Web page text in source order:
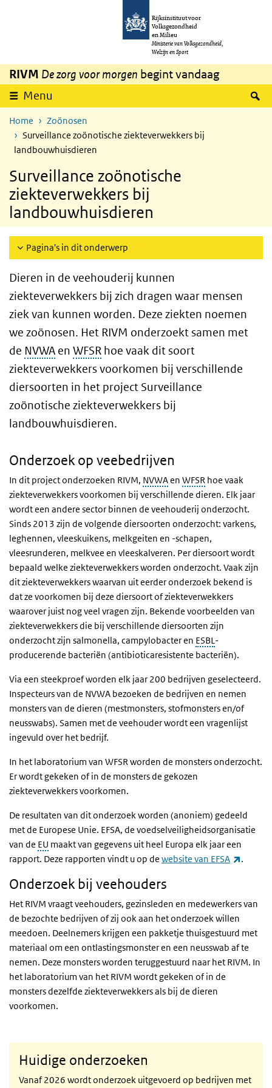
Overslaan en naar de inhoud gaan
Rijksinstituut voor
Volksgezondheid
en Milieu
Ministerie van Volksgezondheid,
Welzijn en Sport
RIVM De zorg voor morgen begint vandaag
Menu
Home
Zoönosen
Surveillance zoönotische ziekteverwekkers bij
landbouwhuisdieren
Surveillance zoönotische
ziekteverwekkers bij
landbouwhuisdieren
Pagina's in dit onderwerp
Dieren in de veehouderij kunnen
ziekteverwekkers bij zich dragen waar mensen
ziek van kunnen worden. Deze ziekten noemen
we zoönosen. Het RIVM onderzoekt samen met
de NVWA en WFSR hoe vaak dit soort
ziekteverwekkers voorkomen bij verschillende
diersoorten in het project Surveillance
zoönotische ziekteverwekkers bij
landbouwhuisdieren.
Onderzoek op veebedrijven
In dit project onderzoeken RIVM, NVWAen WFSR hoe vaak
ziekteverwekkers voorkomen bij verschillende dieren. Elk jaar
wordt een andere sector binnen de veehouderij onderzocht.
Sinds 2013 zijn de volgende diersoorten onderzocht: varkens,
leghennen, vleeskuikens, melkgeiten en -schapen,
vleesrunderen, melkvee en vleeskalveren. Per diersoort wordt
bepaald welke ziekteverwekkers worden onderzocht. Vaak zijn
dit ziekteverwekkers waarvan uit eerder onderzoek bekend is
dat ze voorkomen bij deze diersoort of ziekteverwekkers
waarover juist nog veel vragen zijn. Bekende voorbeelden van
ziekteverwekkers die bij verschillende diersoorten zijn
onderzocht zijn salmonella, campylobacter en ESBL-
producerende bacteriën (antibioticaresistente bacteriën).
Via een steekproef worden elk jaar 200 bedrijven geselecteerd.
Inspecteurs van de NVWA bezoeken de bedrijven en nemen
monsters van de dieren (mestmonsters, stofmonsters en/of
neusswabs). Samen met de veehouder wordt een vragenlijst
ingevuld over het bedrijf.
In het laboratorium van WFSR worden de monsters onderzocht.
Er wordt gekeken of in de monsters de gekozen
ziekteverwekkers voorkomen.
De resultaten van dit onderzoek worden (anoniem) gedeeld
met de Europese Unie. EFSA, de voedselveiligheidsorganisatie
van de EU maakt van gegevens uit heel Europa elk jaar een
rapport. Deze rapporten vindt u op de website van EFSA .
Onderzoek bij veehouders
Het RIVM vraagt veehouders, gezinsleden en medewerkers van
de bezochte bedrijven of zij ook aan het onderzoek willen
meedoen. Deelnemers krijgen een pakketje thuisgestuurd met
materiaal om een ontlastingsmonster en een neusswab af te
nemen. Deze monsters worden teruggestuurd naar het RIVM. In
het laboratorium van het RIVM wordt gekeken of in de
monsters dezelfde ziekteverwekkers als bij de dieren
voorkomen.
Huidige onderzoeken
Vanaf 2026 wordt onderzoek uitgevoerd op bedrijven met